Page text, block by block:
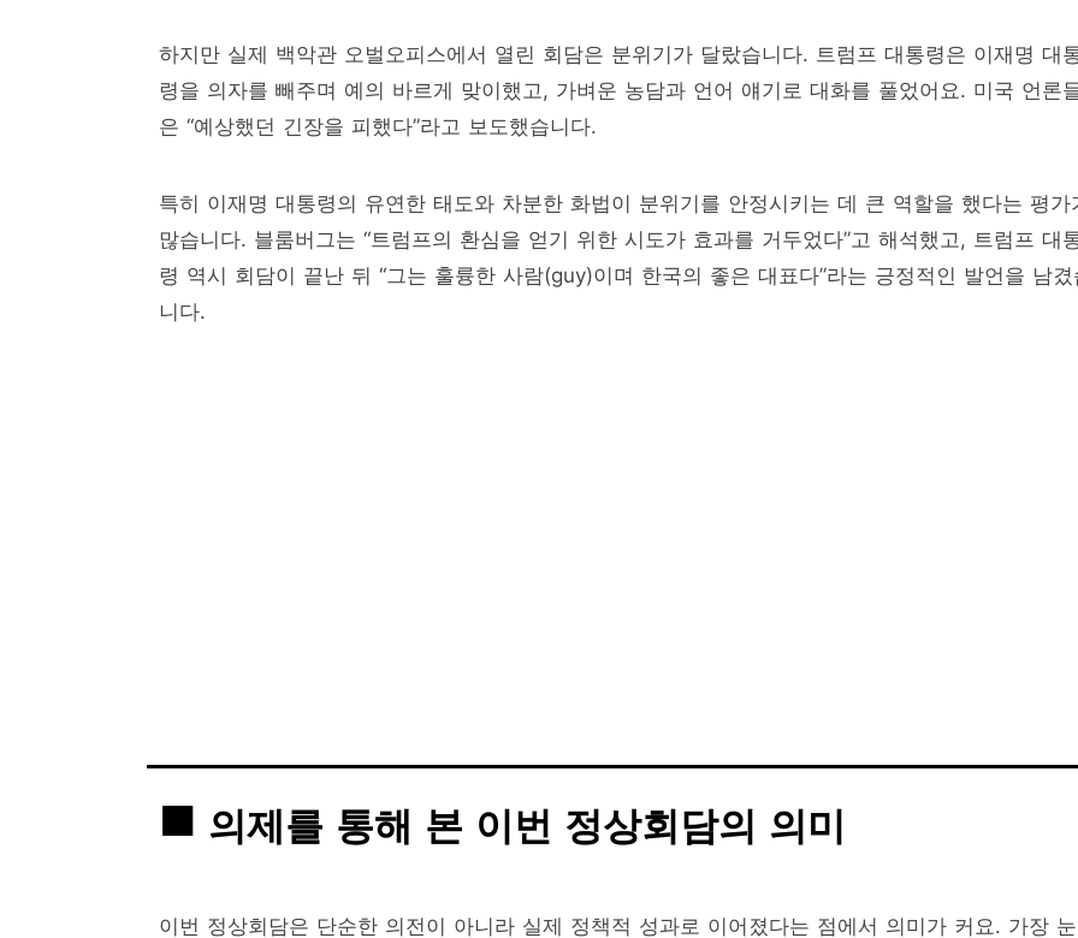
하지만 실제 백악관 오벌오피스에서 열린 회담은 분위기가 달랐습니다. 트럼프 대통령은 이재명 대
령을 의자를 빼주며 예의 바르게 맞이했고, 가벼운 농담과 언어 얘기로 대화를 풀었어요. 미국 언론
은 “예상했던 긴장을 피했다”라고 보도했습니다.
특히 이재명 대통령의 유연한 태도와 차분한 화법이 분위기를 안정시키는 데 큰 역할을 했다는 평가
많습니다. 블룸버그는 “트럼프의 환심을 얻기 위한 시도가 효과를 거두었다”고 해석했고, 트럼프 대
령 역시 회담이 끝난 뒤 “그는 훌륭한 사람(guy)이며 한국의 좋은 대표다”라는 긍정적인 발언을 남겼
니다.
의제를 통해 본 이번 정상회담의 의미
이번 정상회담은 단순한 의전이 아니라 실제 정책적 성과로 이어졌다는 점에서 의미가 커요. 가장